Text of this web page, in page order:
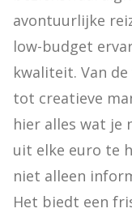
avontuurlijke
low-budget
kwaliteit. Van
tot creatieve
hier alles wat je
uit elke euro te
niet alleen
Het biedt een